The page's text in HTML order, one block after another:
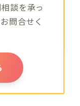
談を承っ
問合せく